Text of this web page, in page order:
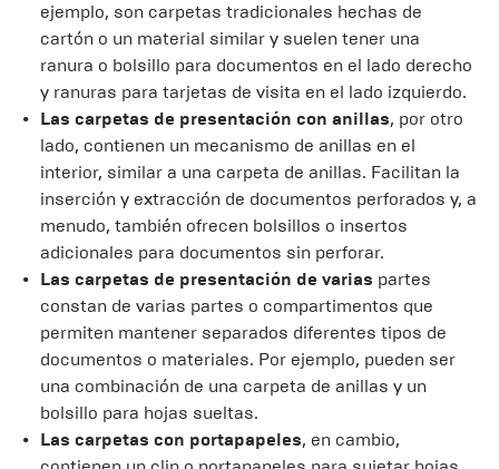
ejemplo, son carpetas tradicionales hechas de
cartón o un material similar y suelen tener una
ranura o bolsillo para documentos en el lado derecho
y ranuras para tarjetas de visita en el lado izquierdo.
Las carpetas de presentación con anillas, por otro
lado, contienen un mecanismo de anillas en el
interior, similar a una carpeta de anillas. Facilitan la
inserción y extracción de documentos perforados y, a
menudo, también ofrecen bolsillos o insertos
adicionales para documentos sin perforar.
Las carpetas de presentación de varias partes
constan de varias partes o compartimentos que
permiten mantener separados diferentes tipos de
documentos o materiales. Por ejemplo, pueden ser
una combinación de una carpeta de anillas y un
bolsillo para hojas sueltas.
Las carpetas con portapapeles, en cambio,